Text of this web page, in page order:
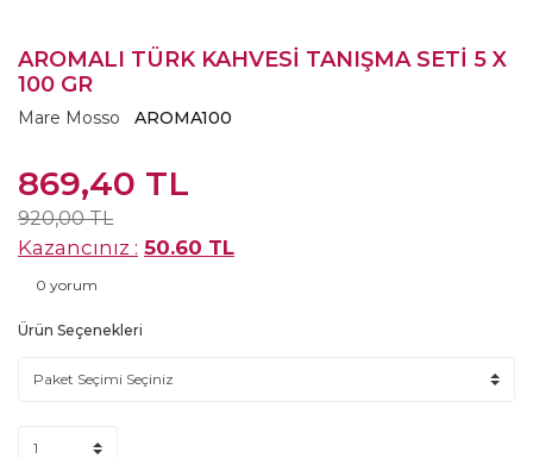
AROMALI TÜRK KAHVESİ TANIŞMA SETİ 5 X
100 GR
Mare Mosso AROMA100
869,40 TL
920,00 TL
Kazancınız : 50.60 TL
0 yorum
Ürün Seçenekleri